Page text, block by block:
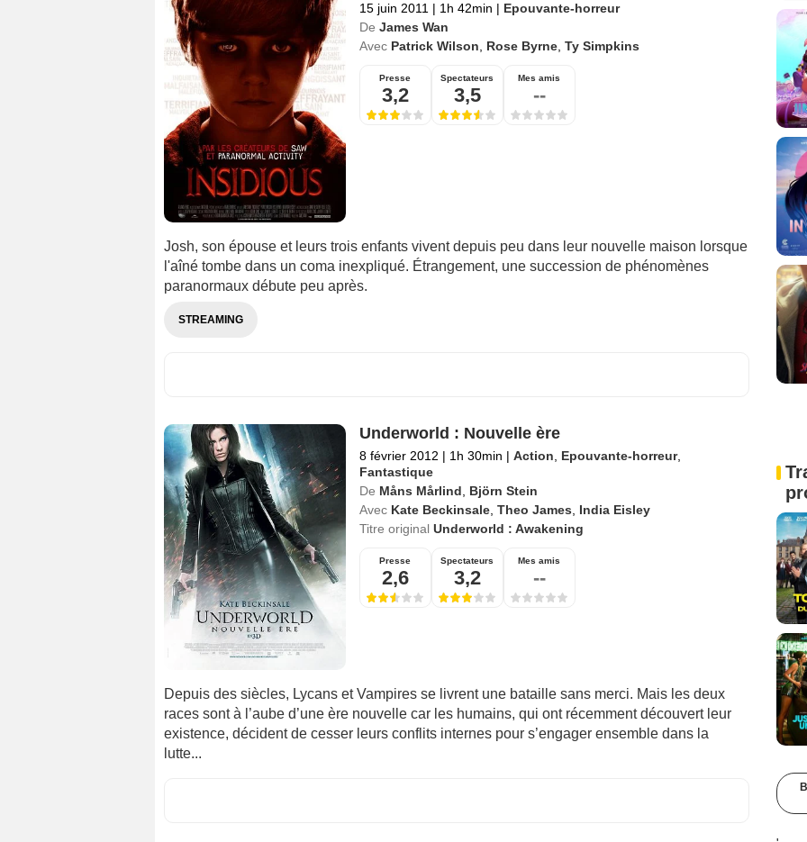
15 juin 2011 | 1h 42min | Epouvante-horreur
De James Wan
Avec Patrick Wilson Rose Byrne, Ty Simpkins
Presse
3,2
Spectateurs
3,5
Mes amis
--
Josh, son épouse et leurs trois enfants vivent depuis peu dans leur nouvelle maison lorsque
l'aîné tombe dans un coma inexpliqué. Étrangement, une succession de phénomènes
paranormaux débute peu après.
STREAMING
Underworld : Nouvelle ère
8 février 2012 | 1h 30min | Action Epouvante-horreur,
Fantastique
De Måns Mårlind
Björn Stein
Avec Kate Beckinsale, Theo James
India Eisley
Titre original Underworld : Awakening
Presse
2,6
Spectateurs
3,2
Mes amis
--
Depuis des siècles, Lycans et Vampires se livrent une bataille sans merci. Mais les deux
races sont à l’aube d’une ère nouvelle car les humains, qui ont récemment découvert leur
existence, décident de cesser leurs conflits internes pour s’engager ensemble dans la
lutte...